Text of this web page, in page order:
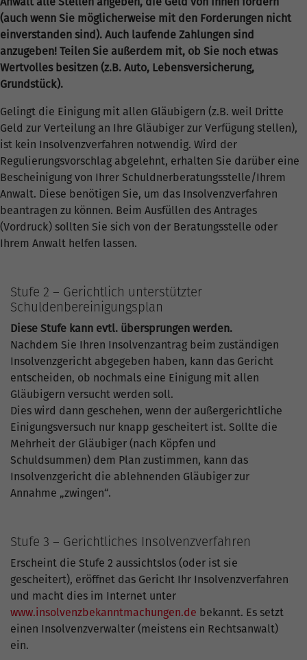
(auch wenn Sie möglicherweise mit den Forderungen nicht
einverstanden sind). Auch laufende Zahlungen sind
anzugeben! Teilen Sie außerdem mit, ob Sie noch etwas
Wertvolles besitzen (z.B. Auto, Lebensversicherung,
Grundstück).
Gelingt die Einigung mit allen Gläubigern (z.B. weil Dritte
Geld zur Verteilung an Ihre Gläubiger zur Verfügung stellen),
ist kein Insolvenzverfahren notwendig. Wird der
Regulierungsvorschlag abgelehnt, erhalten Sie darüber eine
Bescheinigung von Ihrer Schuldnerberatungsstelle/Ihrem
Anwalt. Diese benötigen Sie, um das Insolvenzverfahren
beantragen zu können. Beim Ausfüllen des Antrages
(Vordruck) sollten Sie sich von der Beratungsstelle oder
Ihrem Anwalt helfen lassen.
Stufe 2 – Gerichtlich unterstützter
Schuldenbereinigungsplan
Diese Stufe kann evtl. übersprungen werden.
Nachdem Sie Ihren Insolvenzantrag beim zuständigen
Insolvenzgericht abgegeben haben, kann das Gericht
entscheiden, ob nochmals eine Einigung mit allen
Gläubigern versucht werden soll.
Dies wird dann geschehen, wenn der außergerichtliche
Einigungsversuch nur knapp gescheitert ist. Sollte die
Mehrheit der Gläubiger (nach Köpfen und
Schuldsummen) dem Plan zustimmen, kann das
Insolvenzgericht die ablehnenden Gläubiger zur
Annahme „zwingen“.
Stufe 3 – Gerichtliches Insolvenzverfahren
Erscheint die Stufe 2 aussichtslos (oder ist sie
gescheitert), eröffnet das Gericht Ihr Insolvenzverfahren
und macht dies im Internet unter
www.insolvenzbekanntmachungen.de bekannt. Es setzt
einen Insolvenzverwalter (meistens ein Rechtsanwalt)
ein.